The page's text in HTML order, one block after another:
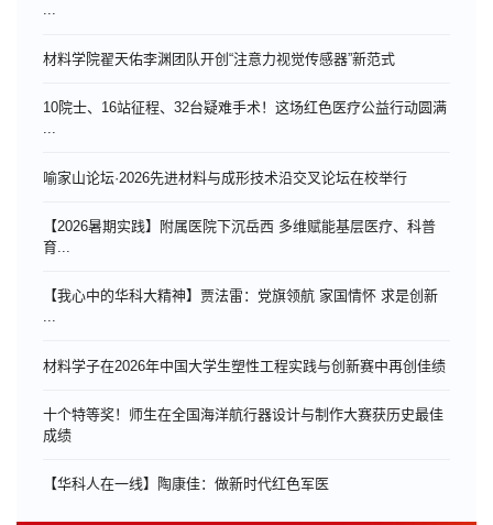
...
材料学院翟天佑李渊团队开创“注意力视觉传感器”新范式
10院士、16站征程、32台疑难手术！这场红色医疗公益行动圆满
...
喻家山论坛·2026先进材料与成形技术沿交叉论坛在校举行
【2026暑期实践】附属医院下沉岳西 多维赋能基层医疗、科普
育...
【我心中的华科大精神】贾法雷：党旗领航 家国情怀 求是创新
...
材料学子在2026年中国大学生塑性工程实践与创新赛中再创佳绩
十个特等奖！师生在全国海洋航行器设计与制作大赛获历史最佳
成绩
【华科人在一线】陶康佳：做新时代红色军医